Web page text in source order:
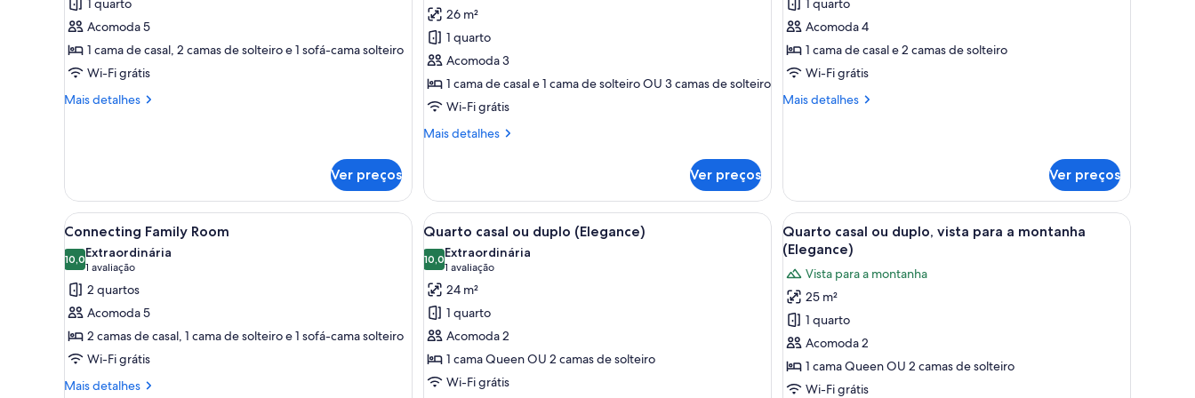
fotos
de
Quarto
luxo,
quartos
1 quarto
Acomoda 5
1 cama de casal, 2 camas de solteiro e 1 sofá-cama solteiro
Wi-Fi grátis
Mais detalhes
Mais
quartos
Ver preços
fotos
de
Quarto
triplo
luxo
(Private
Spa)
avaliações)
26 m²
1 quarto
Acomoda 3
1 cama de casal e 1 cama de solteiro OU 3 camas de solteiro
Wi-Fi grátis
Mais detalhes
Mais
triplo
luxo
(Private
Spa)
Ver preços
fotos
de
Quarto
quádruplo
(Private
1 quarto
Acomoda 4
1 cama de casal e 2 camas de solteiro
Wi-Fi grátis
Mais detalhes
Mais
(Private
Spa)
Ver preços
Carrega
todas
as
fotos
de
Connecting
Family
Room
Quarto moderno com uma cama grande, uma poltrona, uma mesa de cabeceira e vista para o exterior.
4
Connecting Family Room
10,010,0 de 10
Extraordinária
1 avaliação
(1
avaliação)
2 quartos
Acomoda 5
2 camas de casal, 1 cama de solteiro e 1 sofá-cama solteiro
Wi-Fi grátis
Mais detalhes
Mais
Carrega
todas
as
fotos
de
Quarto
casal
ou
duplo
Quarto moderno com painel de parede de madeira, cama com roupa de cama branca, mesa de cabeceira
4
Quarto casal ou duplo (Elegance)
10,010,0 de 10
Extraordinária
1 avaliação
(1
avaliação)
24 m²
1 quarto
Acomoda 2
1 cama Queen OU 2 camas de solteiro
Wi-Fi grátis
Carrega
todas
as
fotos
de
Quarto
casal
ou
duplo,
Quarto de hotel com cabeceira de madeira,
4
Quarto casal ou duplo, vista para a montanha
(Elegance)
Vista para a montanha
25 m²
1 quarto
Acomoda 2
1 cama Queen OU 2 camas de solteiro
Wi-Fi grátis